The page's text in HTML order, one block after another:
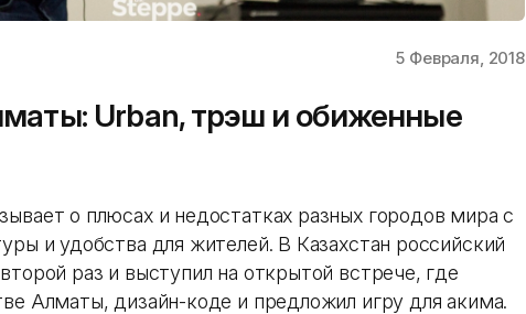
5 Февраля, 2018
Urban, трэш и обиженные
о плюсах и недостатках разных городов мира с
и удобства для жителей. В Казахстан российский
раз и выступил на открытой встрече, где
Алматы, дизайн-коде и предложил игру для акима.